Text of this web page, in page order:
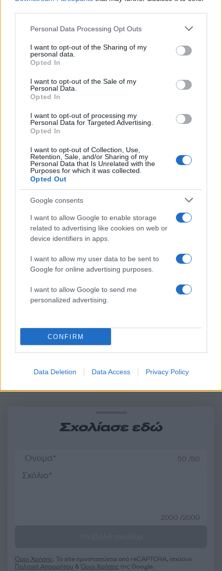
Please note that this website/app uses one or more Google
not limited to your visit or usage behaviour. You may click to
grant or deny consent to Google and its third-party tags to
use your data for below specified purposes in below Google
consent section.
Personal Data Processing Opt Outs
I want to opt-out of the Sharing of my
personal data.
Opted In
I want to opt-out of the Sale of my
Personal Data.
Opted In
I want to opt-out of processing my
Personal Data for Targeted Advertising.
Opted In
I want to opt-out of Collection, Use,
Retention, Sale, and/or Sharing of my
Personal Data that Is Unrelated with the
Purposes for which it was collected.
Opted Out
Google consents
I want to allow Google to enable storage
related to advertising like cookies on web or
device identifiers in apps.
I want to allow my user data to be sent to
Google for online advertising purposes.
I want to allow Google to send me
personalized advertising.
CONFIRM
Data Deletion Data Access Privacy Policy
ΔΙΑΦΗΜΙΣΗ
Σχόλια
Σχολίασε εδώ
50 /50
2000 /2000
Όροι Χρήσης. Το site προστατεύεται από reCAPTCHA, ισχύουν
Πολιτική Απορρήτου &Όροι Χρήσης της Google.
Αν τα χάσατε
διέσωσε ανθρώπινες ζωές
από την καταστροφική
απομακρύνθηκαν διά
θαλάσσης
Τραγωδία στην
4χρονος βρέθηκε